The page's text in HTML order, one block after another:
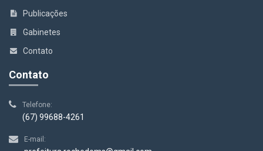
Publicações
Gabinetes
Contato
Contato
Telefone:
(67) 99688-4261
E-mail: